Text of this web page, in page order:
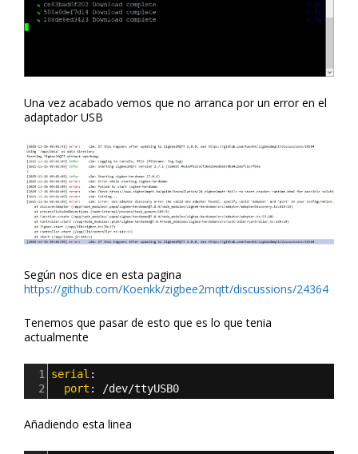
Una vez acabado vemos que no arranca por un error en el
adaptador USB
Según nos dice en esta pagina
https://github.com/Koenkk/zigbee2mqtt/discussions/24364
Tenemos que pasar de esto que es lo que tenia
actualmente
1 serial :
2
  port
: /dev/ttyUSB0
Añadiendo esta linea